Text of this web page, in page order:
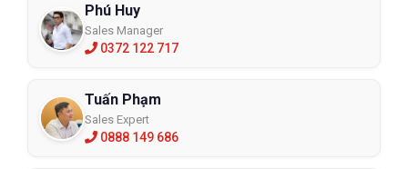
Phú Huy
Sales Manager
0372 122 717
Tuấn Phạm
Sales Expert
0888 149 686